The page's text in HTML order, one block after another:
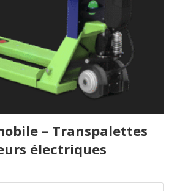
– Transpalettes
électriques